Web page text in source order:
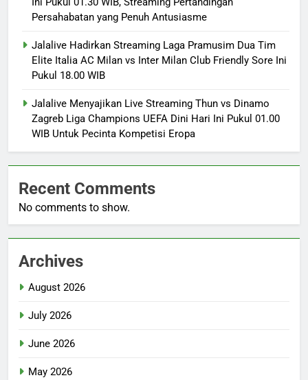
Persahabatan yang Penuh Antusiasme
Jalalive Hadirkan Streaming Laga Pramusim Dua Tim
Elite Italia AC Milan vs Inter Milan Club Friendly Sore Ini
Pukul 18.00 WIB
Jalalive Menyajikan Live Streaming Thun vs Dinamo
Zagreb Liga Champions UEFA Dini Hari Ini Pukul 01.00
WIB Untuk Pecinta Kompetisi Eropa
Recent Comments
No comments to show.
Archives
August 2026
July 2026
June 2026
May 2026